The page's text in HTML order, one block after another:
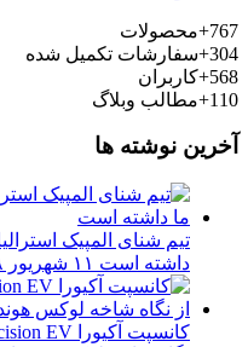
767+
محصولات
304+ سفارشات تکمیل شده
568+ کاربران
110+
مطالب وبلاگ
آخرین نوشته ها
تیم شنای المپیک
داشته است ۱۱ شهریور ۱۳۹۸